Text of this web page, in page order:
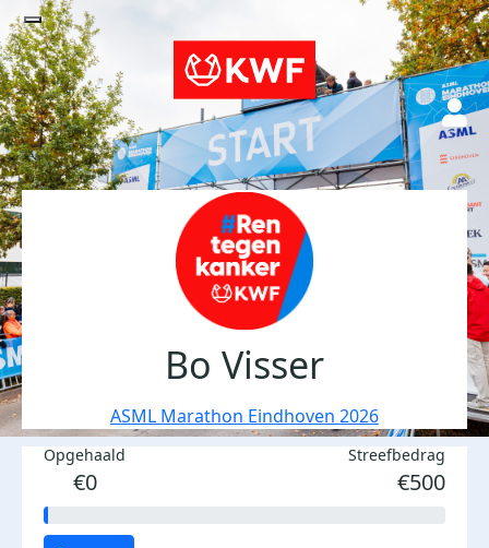
Bo Visser
ASML Marathon Eindhoven 2026
Opgehaald
€0
Streefbedrag
€500